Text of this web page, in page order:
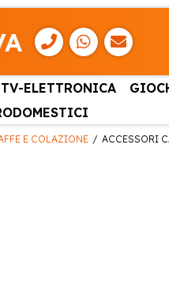
TV-ELETTRONICA
E COLAZIONE ACCESSORI